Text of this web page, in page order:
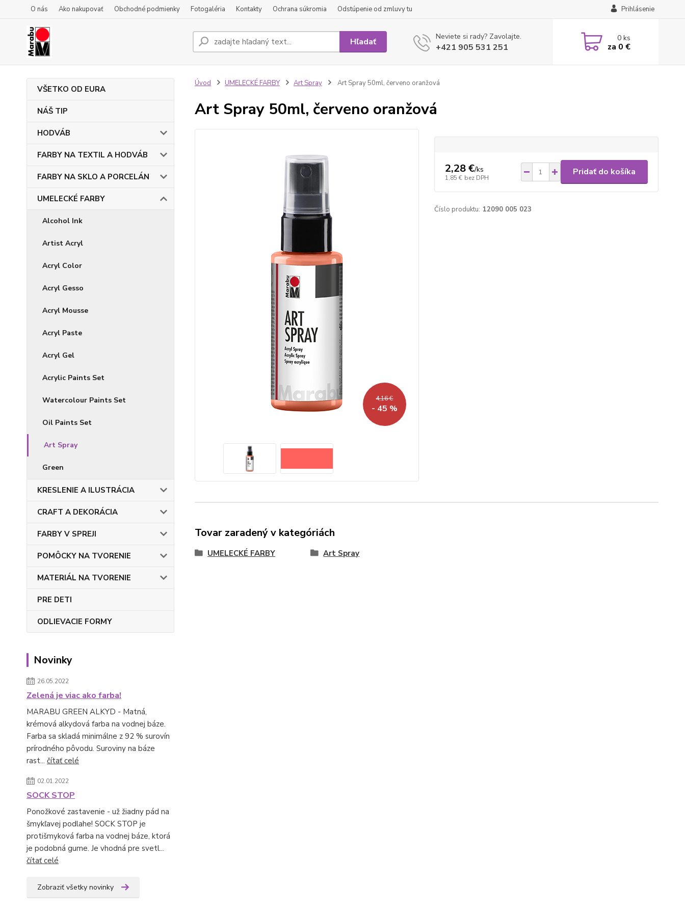
O nás Ako nakupovať Obchodné podmienky Fotogaléria Kontakty Ochrana súkromia Odstúpenie od zmluvy tu Prihlásenie
Hľadať Neviete si rady? Zavolajte.
+421 905 531 251
0ks
za 0 €
VŠETKO OD EURA
NÁŠ TIP
HODVÁB
FARBY NA TEXTIL A HODVÁB
FARBY NA SKLO A PORCELÁN
UMELECKÉ FARBY
Alcohol Ink
Artist Acryl
Acryl Color
Acryl Gesso
Acryl Mousse
Acryl Paste
Acryl Gel
Acrylic Paints Set
Watercolour Paints Set
Oil Paints Set
Art Spray
Green
KRESLENIE A ILUSTRÁCIA
CRAFT A DEKORÁCIA
FARBY V SPREJI
POMÔCKY NA TVORENIE
MATERIÁL NA TVORENIE
PRE DETI
ODLIEVACIE FORMY
Novinky
26.05.2022
Zelená je viac ako farba!
MARABU GREEN ALKYD - Matná,
krémová alkydová farba na vodnej báze.
Farba sa skladá minimálne z 92 % surovín
prírodného pôvodu. Suroviny na báze
rast... čítať celé
02.01.2022
SOCK STOP
Ponožkové zastavenie - už žiadny pád na
šmykľavej podlahe! SOCK STOP je
protišmyková farba na vodnej báze, ktorá
je podobná gume. Je vhodná pre svetl...
čítať celé
Zobraziť všetky novinky
Úvod UMELECKÉ FARBY Art Spray Art Spray 50ml, červeno oranžová
Art Spray 50ml, červeno oranžová
4,16 €
- 45 %
2,28 €/ks
1,85 € bez DPH
Pridať do košíka
Číslo produktu: 12090 005 023
Tovar zaradený v kategóriách
UMELECKÉ FARBY Art Spray